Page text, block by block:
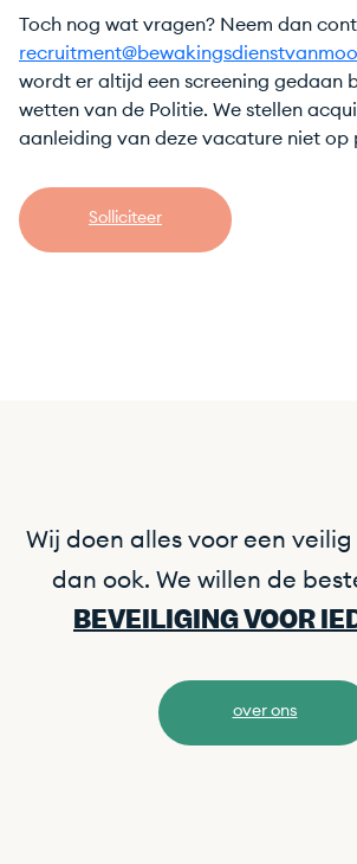
Toch nog wat vragen? Neem dan
wordt er altijd een screening gedaan
wetten van de Politie. We stellen
aanleiding van deze vacature niet op
Solliciteer
Wij doen alles voor een
dan ook. We willen de
BEVEILIGING VOOR
over ons